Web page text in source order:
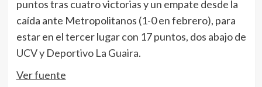
puntos tras cuatro victorias y un empate desde la
caída ante Metropolitanos (1-0 en febrero), para
estar en el tercer lugar con 17 puntos, dos abajo de
UCV y Deportivo La Guaira.
Ver fuente